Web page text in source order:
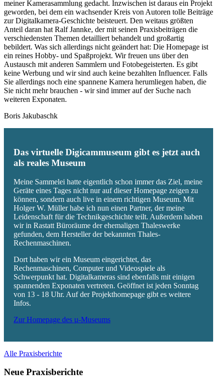
meiner Kamerasammlung gedacht. Inzwischen ist daraus ein Projekt
geworden, bei dem ein wachsender Kreis von Autoren tolle Beiträge
zur Digitalkamera-Geschichte beisteuert. Den weitaus größten
Anteil daran hat Ralf Jannke, der mit seinen Praxisbeiträgen die
verschiedensten Themen detailliert behandelt und großartig
bebildert. Was sich allerdings nicht geändert hat: Die Homepage ist
ein reines Hobby- und Spaßprojekt. Wir freuen uns über den
Austausch mit anderen Sammlern und Fotobegeisterten. Es gibt
keine Werbung und wir sind auch keine bezahlten Influencer. Falls
Sie allerdings noch eine spannene Kamera herumliegen haben, die
Sie nicht mehr brauchen - wir sind immer auf der Suche nach
weiteren Exponaten.
Boris Jakubaschk
Das virtuelle Digicammuseum gibt es jetzt auch
als reales Museum
Meine Sammelei hatte eigentlich schon immer das Ziel, meine
Geräte eines Tages nicht nur auf dieser Homepage zeigen zu
können, sondern auch live in einem richtigen Museum. Mit
Holger W. Müller habe ich nun einen Partner, der meine
Leidenschaft für die Technikgeschichte teilt. Außerdem haben
wir in Rastatt Büroräume der ehemaligen Thaleswerke
gefunden, dem Hersteller der bekannten Thales-
Rechenmaschinen.
Dort haben wir ein Museum eingerichtet, das
Rechenmaschinen, Computer und Videospiele als
Schwerpunkt hat. Digitalkameras sind ebenfalls mit einigen
spannenden Exponaten vertreten. Geöffnet ist jeden Sonntag
von 13 - 18 Uhr. Auf der Projekthomepage gibt es weitere
Infos.
Zur Homepage des µ-Museums
Alle Praxisberichte
Neue Praxisberichte